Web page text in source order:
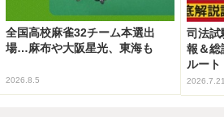
全国高校麻雀32チーム本選出
場…麻布や大阪星光、東海も
2026.8.5
司法試
報＆
ルート
2026.7.21